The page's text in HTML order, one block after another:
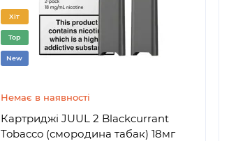
Хіт
Top
New
Немає в наявності
Картриджі JUUL 2 Blackcurrant
Tobacco (смородина табак) 18мг